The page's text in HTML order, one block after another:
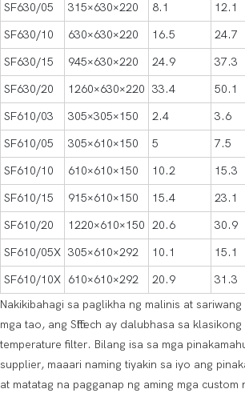
SF630/05
315×630×220 8.1 12.1
SF630/10
630×630×220 16.5 24.7
SF630/15
945×630×220 24.9 37.3
SF630/20
1260×630×220 33.4 50.1
SF610/03
305×305×150 2.4 3.6
SF610/05
305×610×150 5 7.5
SF610/10
610×610×150 10.2 15.3
SF610/15
915×610×150 15.4 23.1
SF610/20
1220×610×150 20.6 30.9
SF610/05X 305×610×292 10.1 15.1
SF610/10X 610×610×292 20.9 31.3
Nakikibahagi sa paglikha ng malinis at
mga tao, ang Sffiltech ay dalubhasa sa
temperature filter. Bilang isa sa mga
supplier, maaari naming tiyakin sa iyo ang
at matatag na pagganap ng aming mga custom